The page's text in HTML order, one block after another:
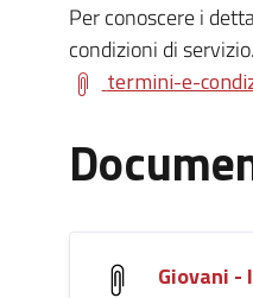
Per conoscere i
condizioni di servizio.
termini-e-
Giovani -